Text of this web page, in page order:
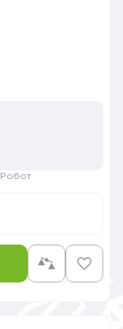
Робот